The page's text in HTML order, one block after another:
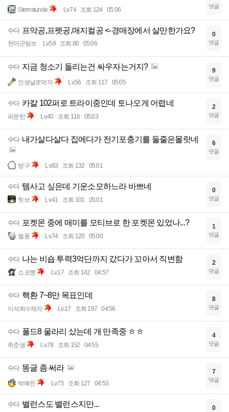
Sternstunde Lv.74 조회 124 05:06 댓글
수다 프악공,프펫공,매지컬공 <-경매장에서 살만한가요?
천마군림보 Lv.58 조회 80 05:06
0
댓글
수다 지금 청소기 돌리는건 싸우자는거지?
인생날로먹자 Lv.56 조회 117 05:05
9
댓글
수다 카칼 102퍼로 트라이중인데 토나오게 어렵네
파운틴 Lv.40 조회 116 05:03
2
댓글
수다 내가살다살다 집에다가 전기포충기를 둘줄은몰랏네
방구 Lv.83 조회 132 05:01
6
댓글
수다 템사고 싶은데 기운소모하느라 바쁘네
힛브 Lv.41 조회 101 05:01
0
댓글
수다 포켓몬 중에 매미를 모티브로 한 포켓몬 있었나...?
엘풍 Lv.74 조회 120 05:00
1
댓글
수다 나는 비숍 투력3억단까지 갔다가 꼬아서 직변함
쇼코짱 Lv.17 조회 142 04:57
2
댓글
수다 핵환 7~8만 목표인데
이석희수제자 Lv.17 조회 187 04:56
8
댓글
수다 폴드8 울라리 샀는데 개 만족중 ㅎㅎ
취준생 Lv.79 조회 152 04:55
4
댓글
수다 똥글 좀 써라
박혜진 Lv.75 조회 127 04:53
7
댓글
수다 밸런스도 밸런스지만... 0